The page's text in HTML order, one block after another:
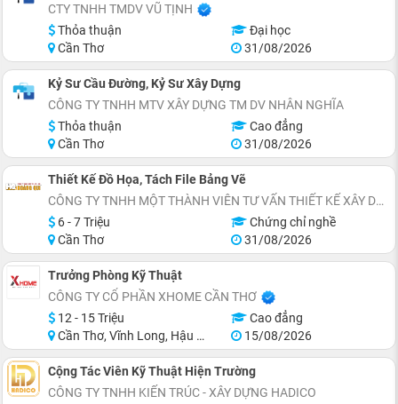
CTY TNHH TMDV VŨ TỊNH
Thỏa thuận
Đại học
Cần Thơ
31/08/2026
Kỷ Sư Cầu Đường, Kỷ Sư Xây Dựng
CÔNG TY TNHH MTV XÂY DỰNG TM DV NHÂN NGHĨA
Thỏa thuận
Cao đẳng
Cần Thơ
31/08/2026
Thiết Kế Đồ Họa, Tách File Bảng Vẽ
CÔNG TY TNHH MỘT THÀNH VIÊN TƯ VẤN THIẾT KẾ XÂY DỰNG HOÀNG QUI
6 - 7 Triệu
Chứng chỉ nghề
Cần Thơ
31/08/2026
Trưởng Phòng Kỹ Thuật
CÔNG TY CỔ PHẦN XHOME CẦN THƠ
12 - 15 Triệu
Cao đẳng
Cần Thơ, Vĩnh Long, Hậu Giang, Sóc Trăng
15/08/2026
Cộng Tác Viên Kỹ Thuật Hiện Trường
CÔNG TY TNHH KIẾN TRÚC - XÂY DỰNG HADICO